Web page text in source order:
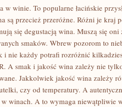
w winie. To popularne łacińskie
są przecież przeróżne. Różni je kraj
się degustacją wina. Muszą się
smaków. Wbrew pozorom to
i nie każdy potrafi rozróżnić
A smak i jakość wina zależy nie
Jakkolwiek jakość wina zależy
czy od temperatury. A
w winach. A to wymaga niewątpliwie